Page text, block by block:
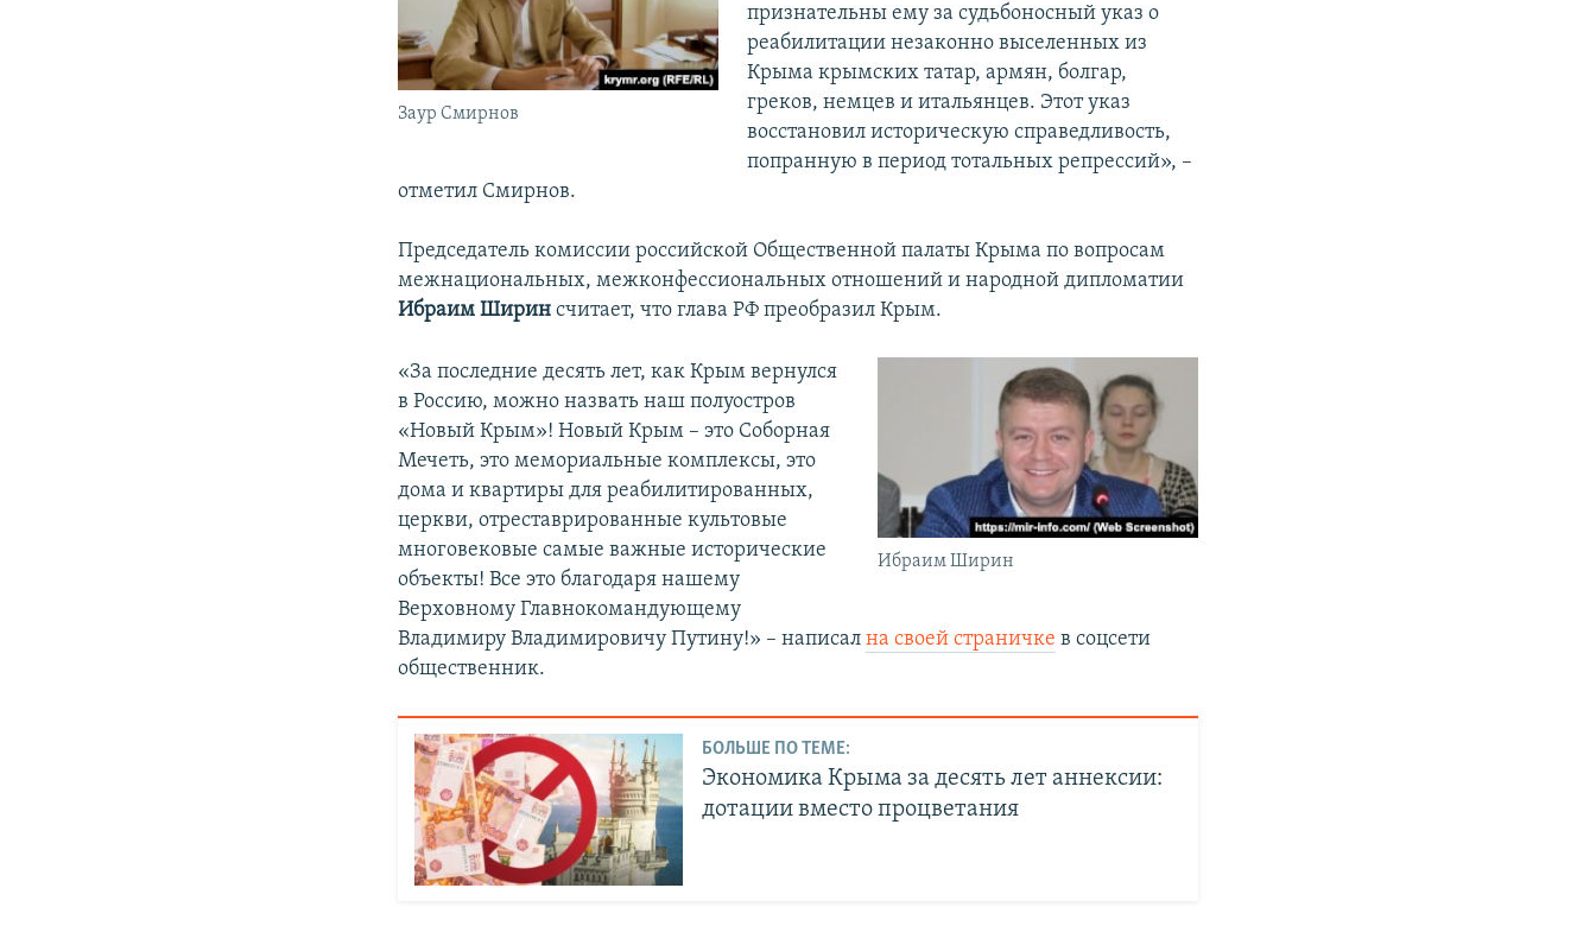
Заур Смирнов
признательны ему за судьбоносный указ о
реабилитации незаконно выселенных из
Крыма крымских татар, армян, болгар,
греков, немцев и итальянцев. Этот указ
восстановил историческую справедливость,
попранную в период тотальных репрессий», –
отметил Смирнов.
Председатель комиссии российской Общественной палаты Крыма по вопросам
межнациональных, межконфессиональных отношений и народной дипломатии
Ибраим Ширин считает, что глава РФ преобразил Крым.
Ибраим Ширин
«За последние десять лет, как Крым вернулся
в Россию, можно назвать наш полуостров
«Новый Крым»! Новый Крым – это Соборная
Мечеть, это мемориальные комплексы, это
дома и квартиры для реабилитированных,
церкви, отреставрированные культовые
многовековые самые важные исторические
объекты! Все это благодаря нашему
Верховному Главнокомандующему
Владимиру Владимировичу Путину!» – написална своей страничке в соцсети
общественник.
БОЛЬШЕ ПО ТЕМЕ:
Экономика Крыма за десять лет аннексии:
дотации вместо процветания